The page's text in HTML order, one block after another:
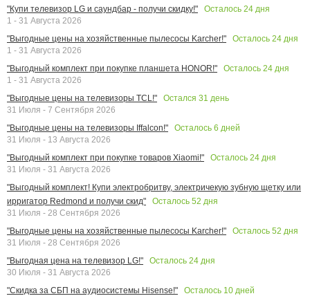
"Купи телевизор LG и саундбар - получи скидку!"
Осталось 24 дня
1 - 31 Августа 2026
"Выгодные цены на хозяйственные пылесосы Karcher!"
Осталось 24 дня
1 - 31 Августа 2026
"Выгодный комплект при покупке планшета HONOR!"
Осталось 24 дня
1 - 31 Августа 2026
"Выгодные цены на телевизоры TCL!"
Остался 31 день
31 Июля - 7 Сентября 2026
"Выгодные цены на телевизоры Iffalcon!"
Осталось 6 дней
31 Июля - 13 Августа 2026
"Выгодный комплект при покупке товаров Xiaomi!"
Осталось 24 дня
31 Июля - 31 Августа 2026
"Выгодный комплект! Купи электробритву, электричекую зубную щетку или
ирригатор Redmond и получи скид"
Осталось 52 дня
31 Июля - 28 Сентября 2026
"Выгодные цены на хозяйственные пылесосы Karcher!"
Осталось 52 дня
31 Июля - 28 Сентября 2026
"Выгодная цена на телевизор LG!"
Осталось 24 дня
30 Июля - 31 Августа 2026
"Скидка за СБП на аудиосистемы Hisense!"
Осталось 10 дней